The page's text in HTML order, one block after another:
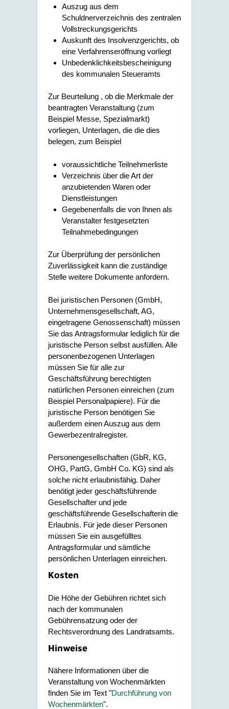
Auszug aus dem
Schuldnerverzeichnis des zentralen
Vollstreckungsgerichts
Auskunft des Insolvenzgerichts, ob
eine Verfahrenseröffnung vorliegt
Unbedenklichkeitsbescheinigung
des kommunalen Steueramts
Zur Beurteilung , ob die Merkmale der
beantragten Veranstaltung (zum
Beispiel Messe, Spezialmarkt)
vorliegen, Unterlagen, die die dies
belegen, zum Beispiel
voraussichtliche Teilnehmerliste
Verzeichnis über die Art der
anzubietenden Waren oder
Dienstleistungen
Gegebenenfalls die von Ihnen als
Veranstalter festgesetzten
Teilnahmebedingungen
Zur Überprüfung der persönlichen
Zuverlässigkeit kann die zuständige
Stelle weitere Dokumente anfordern.
Bei juristischen Personen (GmbH,
Unternehmensgesellschaft, AG,
eingetragene Genossenschaft) müssen
Sie das Antragsformular lediglich für die
juristische Person selbst ausfüllen. Alle
personenbezogenen Unterlagen
müssen Sie für alle zur
Geschäftsführung berechtigten
natürlichen Personen einreichen (zum
Beispiel Personalpapiere). Für die
juristische Person benötigen Sie
außerdem einen Auszug aus dem
Gewerbezentralregister.
Personengesellschaften (GbR, KG,
OHG, PartG, GmbH Co. KG) sind als
solche nicht erlaubnisfähig. Daher
benötigt jeder geschäftsführende
Gesellschafter und jede
geschäftsführende Gesellschafterin die
Erlaubnis. Für jede dieser Personen
müssen Sie ein ausgefülltes
Antragsformular und sämtliche
persönlichen Unterlagen einreichen.
Kosten
Die Höhe der Gebühren richtet sich
nach der kommunalen
Gebührensatzung oder der
Rechtsverordnung des Landratsamts.
Hinweise
Nähere Informationen über die
Veranstaltung von Wochenmärkten
finden Sie im Text "Durchführung von
Wochenmärkten".